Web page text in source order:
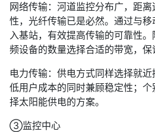
网络传输：河道监控分布广，距
性，光纤传输已是必然。通过与
入基站，有效提高传输的可靠性
频设备的数量选择合适的带宽，保
电力传输：供电方式同样选择就
低用户成本的同时兼顾稳定性；
择太阳能供电的方案。
③监控中心